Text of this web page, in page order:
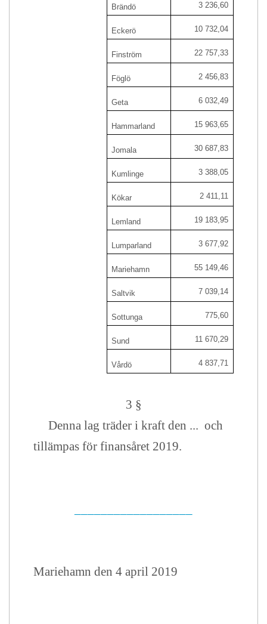
Brändö 3 236,60
Eckerö 10 732,04
Finström 22 757,33
Föglö 2 456,83
Geta 6 032,49
Hammarland 15 963,65
Jomala 30 687,83
Kumlinge 3 388,05
Kökar 2 411,11
Lemland 19 183,95
Lumparland 3 677,92
Mariehamn 55 149,46
Saltvik 7 039,14
Sottunga 775,60
Sund 11 670,29
Vårdö 4 837,71
3 §
Denna lag träder i kraft den ... och
tillämpas för finansåret 2019.
Mariehamn den 4 april 2019